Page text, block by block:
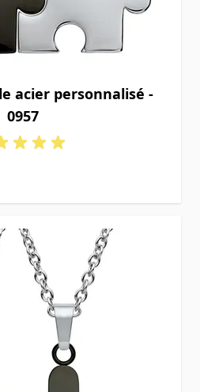
acier personnalisé -
0957